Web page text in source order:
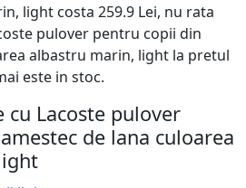
light costa 259.9 Lei, nu rata
pulover pentru copii din
albastru marin, light la pretul
este in stoc.
cu Lacoste pulover
de lana culoarea